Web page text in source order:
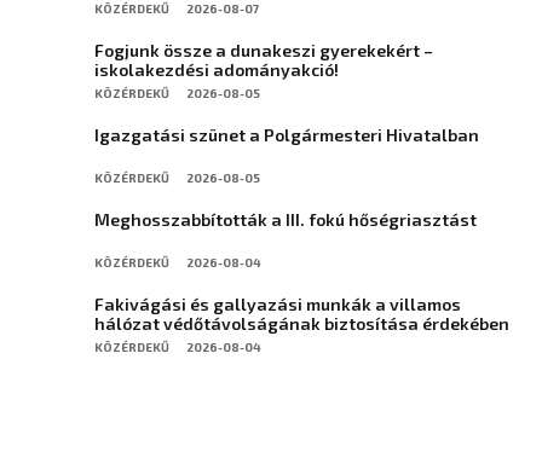
KÖZÉRDEKŰ 2026-08-07
Fogjunk össze a dunakeszi gyerekekért –
iskolakezdési adományakció!
KÖZÉRDEKŰ 2026-08-05
Igazgatási szünet a Polgármesteri Hivatalban
KÖZÉRDEKŰ 2026-08-05
Meghosszabbították a III. fokú hőségriasztást
KÖZÉRDEKŰ 2026-08-04
Fakivágási és gallyazási munkák a villamos
hálózat védőtávolságának biztosítása érdekében
KÖZÉRDEKŰ 2026-08-04